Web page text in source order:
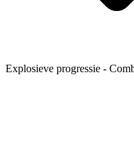
Explosieve progressie -